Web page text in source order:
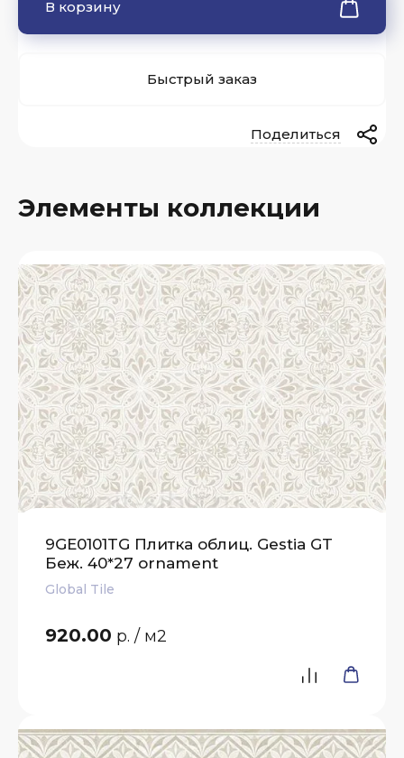
В корзину
Быстрый заказ
Поделиться
Элементы коллекции
9GE0101TG Плитка облиц. Gestia GT
Беж. 40*27 ornament
Global Tile
920.00 р. / м2